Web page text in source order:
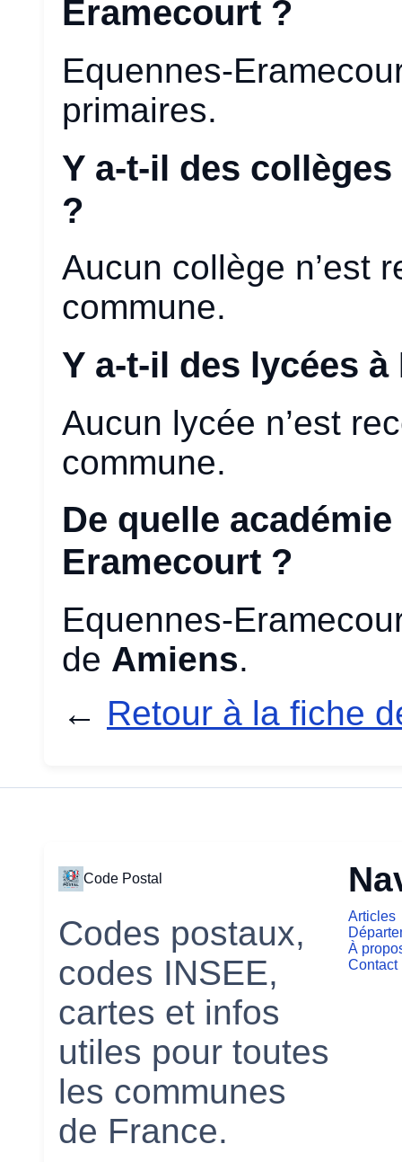
Eramecourt ?
Equennes-
primaires.
Y a-t-il des
?
Aucun collège n’est
commune.
Y a-t-il des lycées
Aucun lycée n’est
commune.
De quelle
Eramecourt ?
Equennes-
de Amiens.
← Retour à la fiche
Code Postal
Codes postaux,
codes INSEE,
cartes et infos
utiles pour toutes
les communes
de France.
Articles
À
Contact